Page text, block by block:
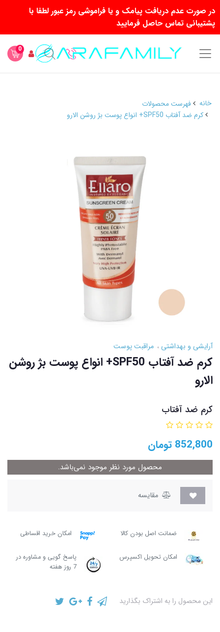
در صورت عدم دریافت پیامک و یا فراموشی رمز عبور لطفا با
پشتیبانی تماس حاصل فرمایید
0
خانه
فهرست محصولات
کرم ضد آفتاب SPF50+ انواع پوست بژ روشن الارو
آرایشی و بهداشتی مراقبت پوست
کرم ضد آفتاب SPF50+ انواع پوست بژ روشن
الارو
کرم ضد آفتاب
852,800 تومان
محصول مورد نظر موجود نمی‌باشد.
مقایسه
ضمانت اصل بودن کالا امکان خرید اقساطی
امکان تحویل اکسپرس
پاسخ گویی و مشاوره در
7 روز هفته
این محصول را به اشتراک بگذارید